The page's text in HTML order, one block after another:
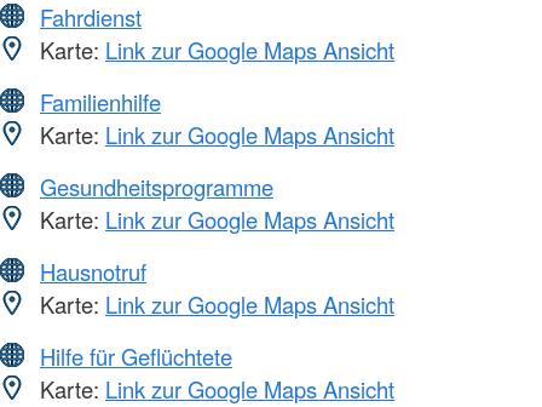
Fahrdienst
Karte: Link zur Google Maps Ansicht
Familienhilfe
Karte: Link zur Google Maps Ansicht
Gesundheitsprogramme
Karte: Link zur Google Maps Ansicht
Hausnotruf
Karte: Link zur Google Maps Ansicht
Hilfe für Geflüchtete
Karte: Link zur Google Maps Ansicht